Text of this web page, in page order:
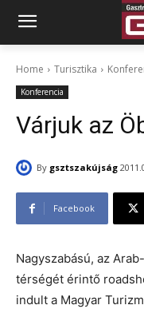
Home Turisztika
Konferencia
Várjuk az
By gsztszakújság
Facebook
Nagyszabású, az
térségét érintő
indult a Magyar